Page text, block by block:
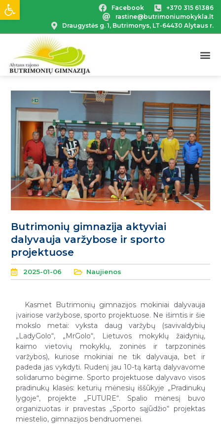
Facebook
+370 315 61386
rastine@butrimoniumokykla.lt
Draugystės g. 1, Butrimonys, LT-64430 Alytaus r.
Butrimonių gimnazija aktyviai
dalyvauja varžybose ir sporto
projektuose
2025-01-06 Naujienos
Kasmet Butrimonių gimnazijos mokiniai dalyvauja
įvairiose varžybose, sporto projektuose. Ne išimtis ir šie
mokslo metai: vyksta daug varžybų (savivaldybių
„LadyGolo“, „MrGolo“, Lietuvos mokyklų žaidynių,
kaimo vietovių mokyklų, zoninės ir tarpzoninės
varžybos), kuriose mokiniai ne tik dalyvauja, bet ir
padeda jas vykdyti. Rudenį jau 10-tą kartą dalyvavome
solidarumo bėgime. Sporto projektuose dalyvavo visos
pradinukų klasės: keturių mėnesių iššūkyje „Pradinukų
lygoje“, projekte „FUTURE“. Spalio mėnesį buvo
organizuotas ir pravestas „Sporto sąjūdžio“ projektas
miestelio, gimnazijos bendruomenei.